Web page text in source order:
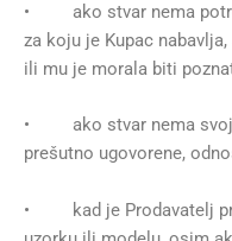
• ako stvar nema
za koju je Kupac
ili mu je morala biti
• ako stvar nema
prešutno ugovorene,
• kad je Prodavatelj